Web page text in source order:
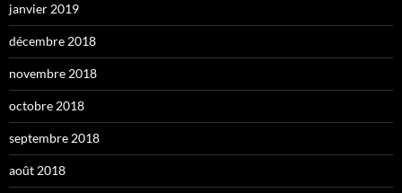
janvier 2019
décembre 2018
novembre 2018
octobre 2018
septembre 2018
août 2018